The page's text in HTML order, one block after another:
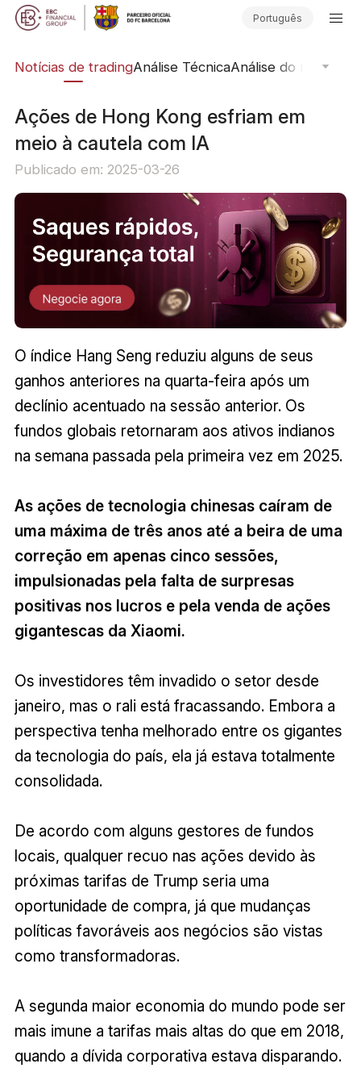
Português
Notícias de tradingAnálise TécnicaAnálise do mercado
​Ações de Hong Kong esfriam em
meio à cautela com IA
Publicado em: 2025-03-26
O índice Hang Seng reduziu alguns de seus
ganhos anteriores na quarta-feira após um
declínio acentuado na sessão anterior. Os
fundos globais retornaram aos ativos indianos
na semana passada pela primeira vez em 2025.
As ações de tecnologia chinesas caíram de
uma máxima de três anos até a beira de uma
correção em apenas cinco sessões,
impulsionadas pela falta de surpresas
positivas nos lucros e pela venda de ações
gigantescas da Xiaomi.
Os investidores têm invadido o setor desde
janeiro, mas o rali está fracassando. Embora a
perspectiva tenha melhorado entre os gigantes
da tecnologia do país, ela já estava totalmente
consolidada.
De acordo com alguns gestores de fundos
locais, qualquer recuo nas ações devido às
próximas tarifas de Trump seria uma
oportunidade de compra, já que mudanças
políticas favoráveis aos negócios são vistas
como transformadoras.
A segunda maior economia do mundo pode ser
mais imune a tarifas mais altas do que em 2018,
quando a dívida corporativa estava disparando.